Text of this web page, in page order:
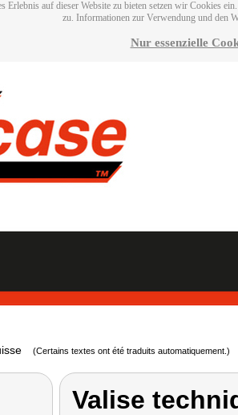
Erlebnis auf dieser Website zu bieten setzen wir Cookies
zu. Informationen zur Verwendung und den
Nur essenzielle
(Certains textes ont été traduits automatiquement.)
Valise